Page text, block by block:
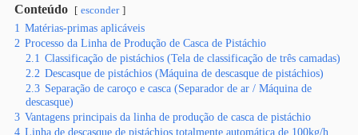
Conteúdo esconder
1 Matérias-primas aplicáveis
2 Processo da Linha de Produção de Casca de Pistáchio
2.1 Classificação de pistáchios (Tela de classificação de três camadas)
2.2 Descasque de pistáchios (Máquina de descasque de pistáchios)
2.3 Separação de caroço e casca (Separador de ar / Máquina de
descasque)
3 Vantagens principais da linha de produção de casca de pistáchio
4 Linha de descasque de pistáchios totalmente automática de 100kg/h